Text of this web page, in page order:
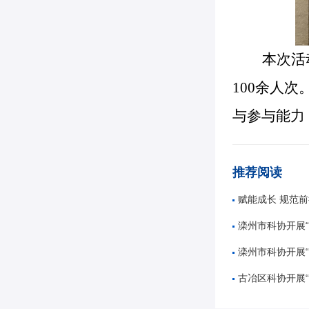
本次
100余人次
与参与能
推荐阅读
赋能成长 规范前行——唐山市
滦州市科协开展“奋进十五
滦州市科协开展“5
古冶区科协开展“知航天